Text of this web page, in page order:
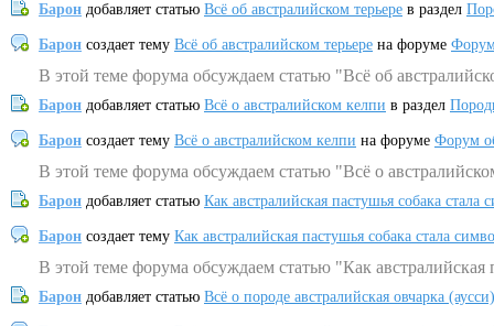
Барон добавляет статью Всё об австралийском терьере в раздел
Барон создает тему Всё об австралийском терьере на форуме
В этой теме форума обсуждаем статью "Всё об
Барон добавляет статью Всё о австралийском келпи в раздел
Барон создает тему Всё о австралийском келпи на форуме Форум
В этой теме форума обсуждаем статью "Всё о
Барон добавляет статью Как австралийская пастушья собака
Барон создает тему Как австралийская пастушья собака стала
В этой теме форума обсуждаем статью "Как
Барон добавляет статью Всё о породе австралийская овчарка (аусси)